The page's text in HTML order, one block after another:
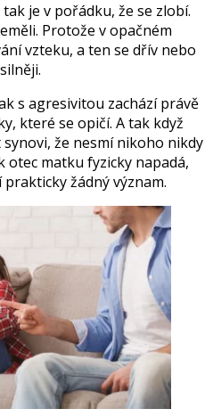
je v pořádku, že se zlobí.
Protože v opačném
vzteku, a ten se dřív nebo
s agresivitou zachází právě
které se opičí. A tak když
že nesmí nikoho nikdy
otec matku fyzicky napadá,
žádný význam.